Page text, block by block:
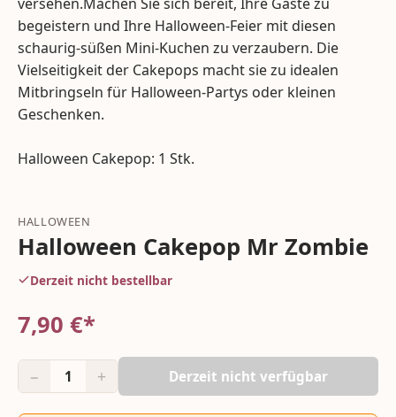
begeistern und Ihre Halloween-Feier mit diesen
schaurig-süßen Mini-Kuchen zu verzaubern. Die
Vielseitigkeit der Cakepops macht sie zu idealen
Mitbringseln für Halloween-Partys oder kleinen
Geschenken.
Halloween Cakepop: 1 Stk.
HALLOWEEN
Halloween Cakepop Mr Zombie
Derzeit nicht bestellbar
7,90 €*
− 1 + Derzeit nicht verfügbar